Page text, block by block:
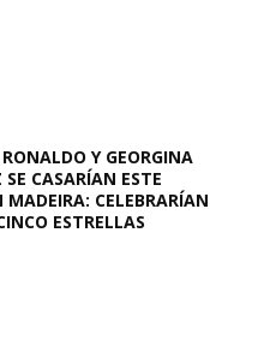
Y GEORGINA
SE CASARÍAN ESTE
MADEIRA: CELEBRARÍAN
ESTRELLAS